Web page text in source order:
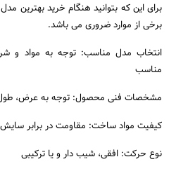
برای این که بتوانید هنگام خرید بهترین
برخی از موارد ضروری می باشد.
انتخاب مدل مناسب: توجه به مواد و
مناسب
مشخصات فنی محصول: توجه به عرض،
کیفیت مواد ساخت: مقاومت در برابر
نوع حرکت: افقی، شیب‌ دار و یا ترکیبی